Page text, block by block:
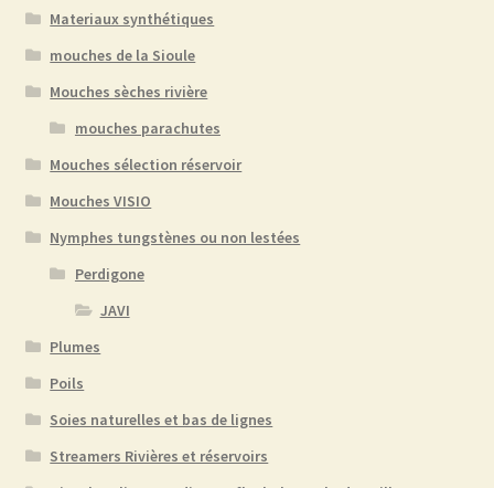
Materiaux synthétiques
mouches de la Sioule
Mouches sèches rivière
mouches parachutes
Mouches sélection réservoir
Mouches VISIO
Nymphes tungstènes ou non lestées
Perdigone
JAVI
Plumes
Poils
Soies naturelles et bas de lignes
Streamers Rivières et réservoirs